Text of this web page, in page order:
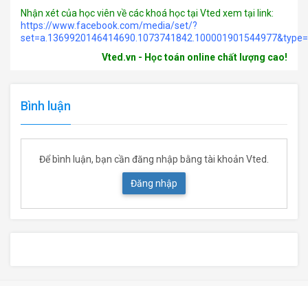
Nhận xét của học viên về các khoá học tại Vted xem tại link:
https://www.facebook.com/media/set/?
Vted.vn - Học toán online chất lượng cao!
Bình luận
Để bình luận, bạn cần đăng nhập bằng tài khoản Vted.
Đăng nhập